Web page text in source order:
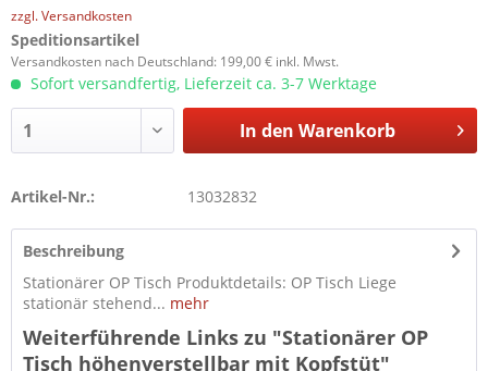
zzgl. Versandkosten
Speditionsartikel
Versandkosten nach Deutschland: 199,00 € inkl. Mwst.
Sofort versandfertig, Lieferzeit ca. 3-7 Werktage
In den Warenkorb
Artikel-Nr.: 13032832
Beschreibung
Stationärer OP Tisch Produktdetails: OP Tisch Liege
stationär stehend... mehr
Weiterführende Links zu "Stationärer OP
Tisch höhenverstellbar mit Kopfstüt"